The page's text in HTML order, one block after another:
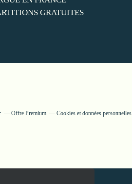
GRATUITES
Offre Premium Cookies et données personnelles